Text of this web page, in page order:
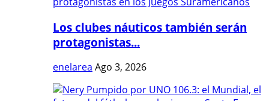
Los clubes náuticos también serán
protagonistas...
enelarea Ago 3, 2026